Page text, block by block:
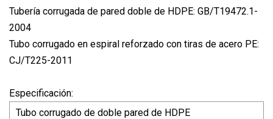
Tubería corrugada de pared doble de HDPE: GB/T19472.1-
2004
Tubo corrugado en espiral reforzado con tiras de acero PE:
CJ/T225-2011
Especificación:
Tubo corrugado de doble pared de HDPE